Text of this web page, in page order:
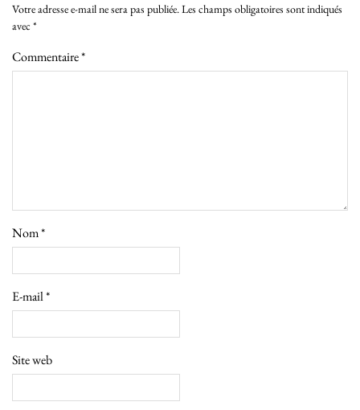
Votre adresse e-mail ne sera pas publiée.Les champs obligatoires sont indiqués
avec *
Commentaire*
Nom*
E-mail*
Site web